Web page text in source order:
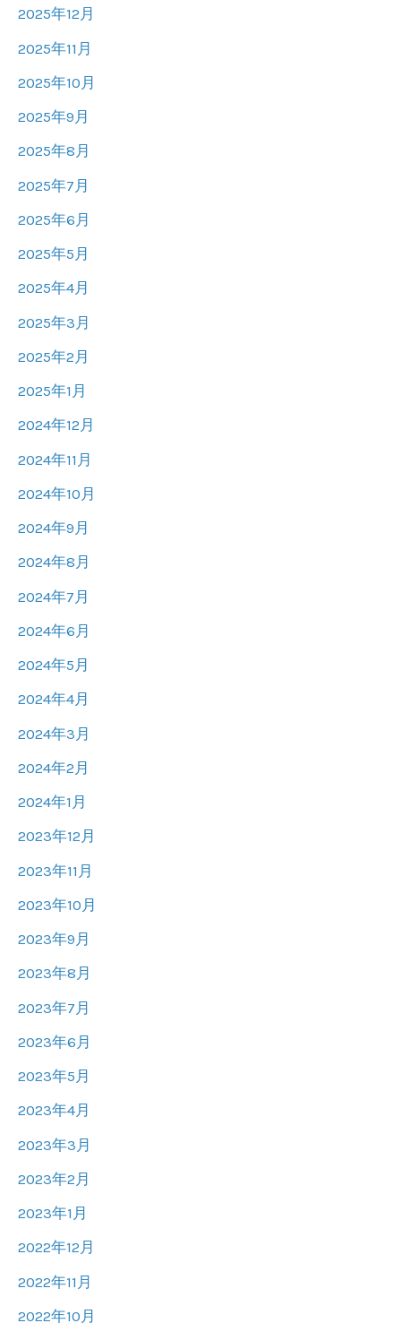
2025年12月
2025年11月
2025年10月
2025年9月
2025年8月
2025年7月
2025年6月
2025年5月
2025年4月
2025年3月
2025年2月
2025年1月
2024年12月
2024年11月
2024年10月
2024年9月
2024年8月
2024年7月
2024年6月
2024年5月
2024年4月
2024年3月
2024年2月
2024年1月
2023年12月
2023年11月
2023年10月
2023年9月
2023年8月
2023年7月
2023年6月
2023年5月
2023年4月
2023年3月
2023年2月
2023年1月
2022年12月
2022年11月
2022年10月